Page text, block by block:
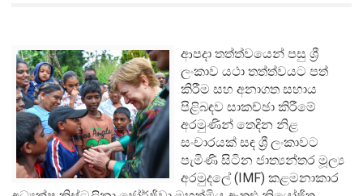
ආපදා තත්ත්වයෙන් පසු ශ්‍රී
ලංකාව යථා තත්ත්වයට පත්
කිරීම සහ අනාගත සහාය
පිළිබඳව සාකච්ඡා කිරීමේ
අරමුණින් තෙදින නිළ
සංචාරයක් සඳ ශ්‍රී ලංකාවට
පැමිණි සිටින ජාත්‍යන්තර මූල්‍ය
අරමුදලේ (IMF) කළමනාකාර